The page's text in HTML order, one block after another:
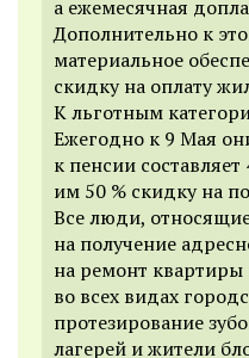
а ежемесячная
Дополнительно к
материальное
скидку на оплату
К льготным
Ежегодно к 9 Мая
к пенсии
им 50 % скидку на
Все люди,
на получение
на ремонт
во всех видах
протезирование
лагерей и жители